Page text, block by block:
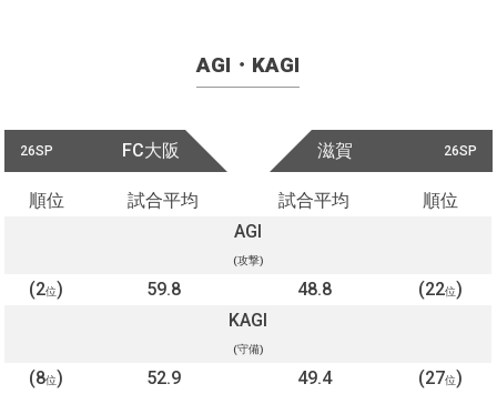
AGI・KAGI
26SP FC大阪 26SP
滋賀
順位 試合平均 試合平均
順位
AGI
(攻撃)
(2位) 59.8 48.8 (22位)
KAGI
(守備)
(8位) 52.9 49.4 (27位)